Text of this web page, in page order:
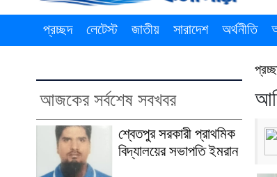
প্রচ্ছদ লেটেস্ট জাতীয় সারাদেশ অর্থনীতি
আজকের সর্বশেষ সবখবর
শ্বেতপুর সরকারী প্রাথমিক
বিদ্যালয়ের সভাপতি ইমরান